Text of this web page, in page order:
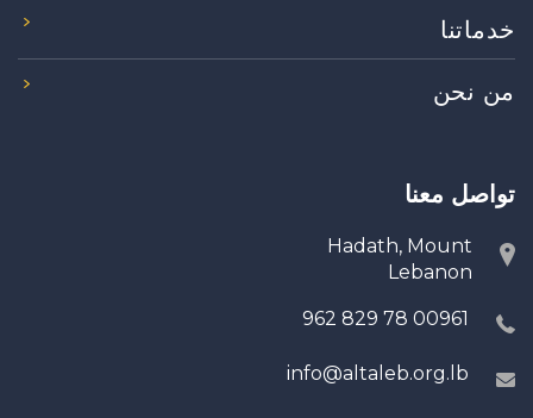
خدماتنا
من نحن
تواصل معنا
Hadath, Mount
Lebanon
00961 78 829 962
info@altaleb.org.lb